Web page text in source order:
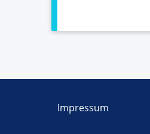
Impressum